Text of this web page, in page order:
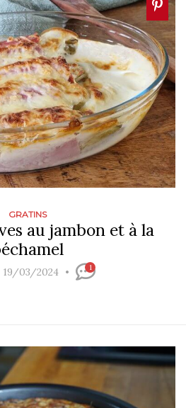
GRATINS
au jambon et à la
19/03/2024 1